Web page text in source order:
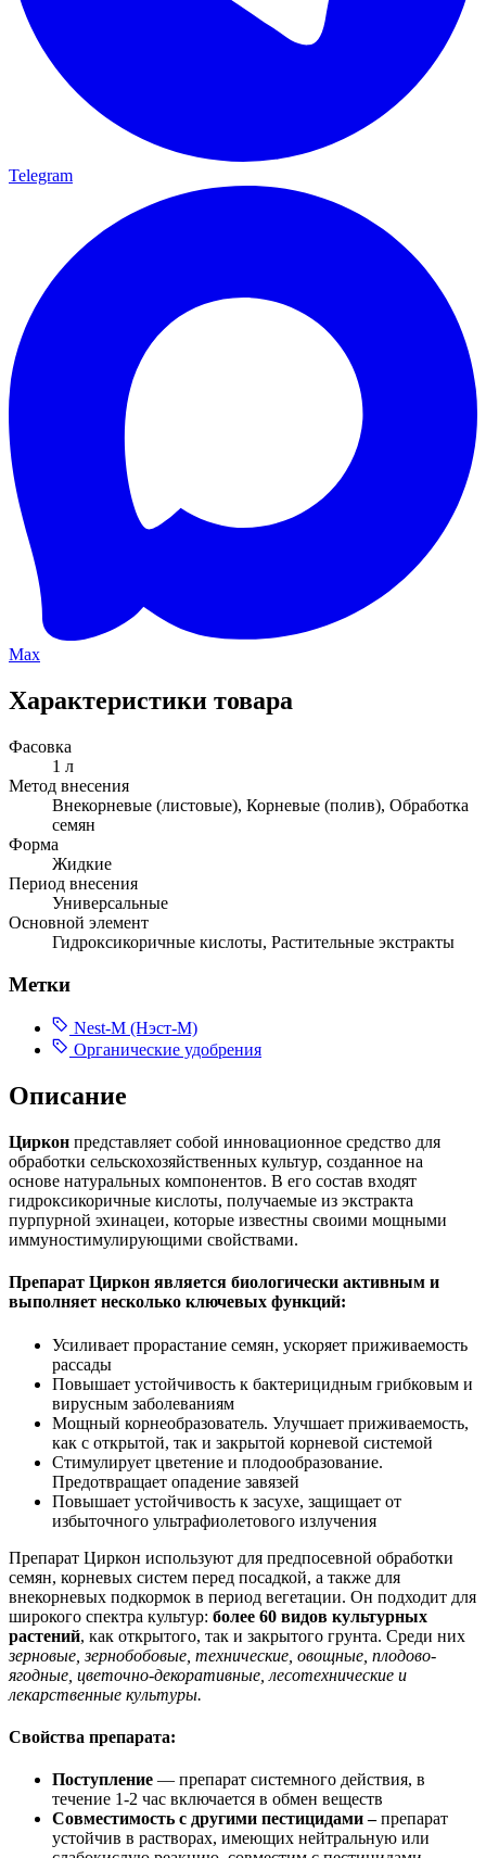
Telegram
Max
Характеристики товара
Фасовка
1 л
Метод внесения
Внекорневые (листовые), Корневые (полив), Обработка
семян
Форма
Жидкие
Период внесения
Универсальные
Основной элемент
Гидроксикоричные кислоты, Растительные экстракты
Метки
Nest-M (Нэст-М)
Органические удобрения
Описание
Циркон представляет собой инновационное средство для
обработки сельскохозяйственных культур, созданное на
основе натуральных компонентов. В его состав входят
гидроксикоричные кислоты, получаемые из экстракта
пурпурной эхинацеи, которые известны своими мощными
иммуностимулирующими свойствами.
Препарат Циркон является биологически активным и
выполняет несколько ключевых функций:
Усиливает прорастание семян, ускоряет приживаемость
рассады
Повышает устойчивость к бактерицидным грибковым и
вирусным заболеваниям
Мощный корнеобразователь. Улучшает приживаемость,
как с открытой, так и закрытой корневой системой
Стимулирует цветение и плодообразование.
Предотвращает опадение завязей
Повышает устойчивость к засухе, защищает от
избыточного ультрафиолетового излучения
Препарат Циркон используют для предпосевной обработки
семян, корневых систем перед посадкой, а также для
внекорневых подкормок в период вегетации. Он подходит для
широкого спектра культур: более 60 видов культурных
растений, как открытого, так и закрытого грунта. Среди них
зерновые, зернобобовые, технические, овощные, плодово-
ягодные, цветочно-декоративные, лесотехнические и
лекарственные культуры.
Свойства препарата:
Поступление — препарат системного действия, в
течение 1-2 час включается в обмен веществ
Совместимость с другими пестицидами –препарат
устойчив в растворах, имеющих нейтральную или